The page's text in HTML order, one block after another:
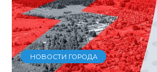
НОВОСТИ ГОРОДА